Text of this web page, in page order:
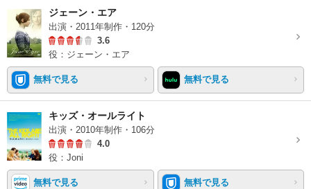
ジェーン・エア
出演・2011年制作・120分
3.6
役：ジェーン・エア
無料で見る 無料で見る
キッズ・オールライト
出演・2010年制作・106分
4.0
役：Joni
無料で見る 無料で見る